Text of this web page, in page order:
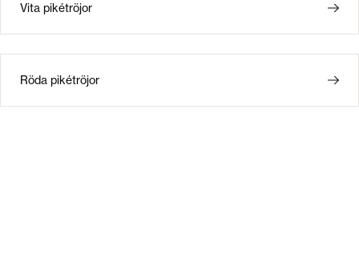
Vita pikétröjor
Röda pikétröjor